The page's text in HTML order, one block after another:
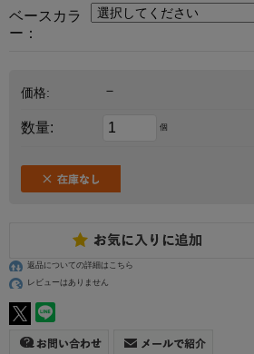
ベースカラ
ー：
価格: －
数量: 個
返品についての詳細はこちら
レビューはありません